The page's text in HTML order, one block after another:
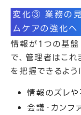
変化③ 業務の
ムケアの強化へ
情報が１つの基盤
で、管理者はこ
を把握できるよう
情報のズレ
会議・カンフ